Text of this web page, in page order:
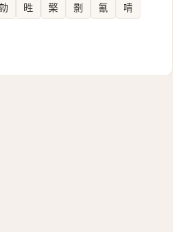
甠 檠 㔀 氰
啨